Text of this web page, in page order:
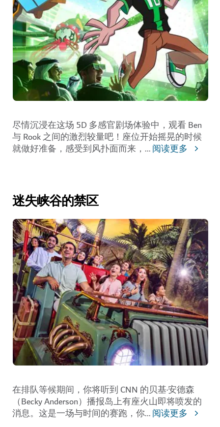
尽情沉浸在这场 5D 多感官剧场体验中，观看 Ben
与 Rook 之间的激烈较量吧！座位开始摇晃的时候
就做好准备，感受到风扑面而来， ...阅读更多
迷失峡谷的禁区
在排队等候期间，你将听到 CNN 的贝基·安德森
（Becky Anderson）播报岛上有座火山即将喷发的
消息。这是一场与时间的赛跑，你...阅读更多